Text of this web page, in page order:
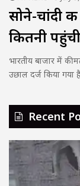
सोने-चांदी
कितनी
भारतीय बाजार में
उछाल दर्ज किया गया
Recent